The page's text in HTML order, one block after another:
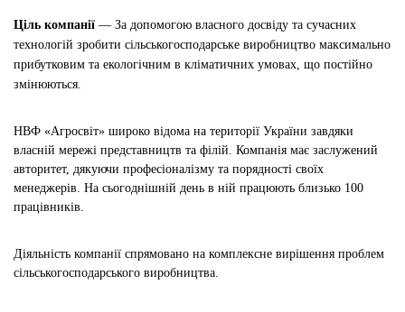
Ціль компанії — За допомогою власного досвіду та сучасних
технологій зробити сільськогосподарське виробництво максимально
прибутковим та екологічним в кліматичних умовах, що постійно
змінюються.
НВФ «Агросвіт» широко відома на території України завдяки
власній мережі представництв та філій. Компанія має заслужений
авторитет, дякуючи професіоналізму та порядності своїх
менеджерів. На сьогоднішній день в ній працюють близько 100
працівників.
Діяльність компанії спрямовано на комплексне вирішення проблем
сільськогосподарського виробництва.